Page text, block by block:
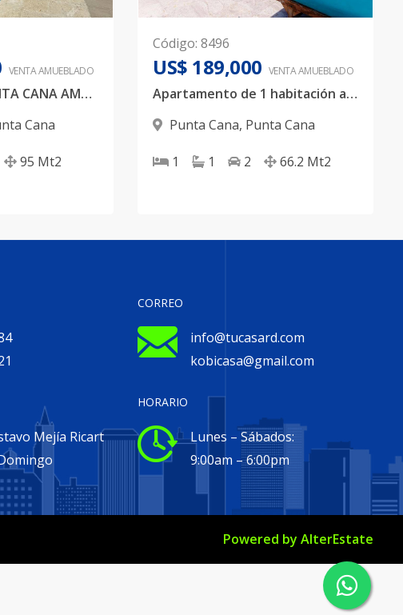
VENTA AMUEBLADO
APTO 2 HAB. PUNTA CANA AMUEBLADO
Cana
95 Mt2
Código: 8496
US$ 189,000 VENTA AMUEBLADO
Apartamento de 1 habitación amueblado en Cana Rock Star, Punta Cana
Punta Cana, Punta Cana
1 1 2 66.2 Mt2
Mejía Ricart
CORREO
info@tucasard.com
kobicasa@gmail.com
HORARIO
Lunes – Sábados:
9:00am – 6:00pm
Powered by AlterEstate